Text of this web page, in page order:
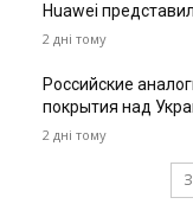
Huawei
2 дні тому
Российские
покрытия над
2 дні тому